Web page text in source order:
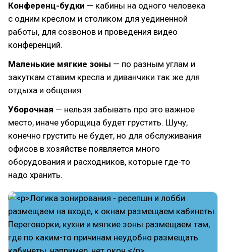
Конференц-будки — кабины на одного человека
с одним креслом и столиком для уединенной
работы, для созвонов и проведения видео
конференций.
Маленькие мягкие зоны — по разным углам и
закуткам ставим кресла и диванчики так же для
отдыха и общения.
Уборочная — нельзя забывать про это важное
место, иначе уборщица будет грустить. Шучу,
конечно грустить не будет, но для обслуживания
офисов в хозяйстве появляется много
оборудования и расходников, которые где-то
надо хранить.